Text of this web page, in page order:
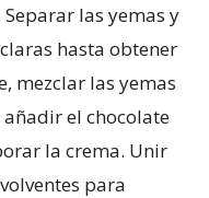
las yemas y
hasta obtener
mezclar las yemas
el chocolate
la crema. Unir
para